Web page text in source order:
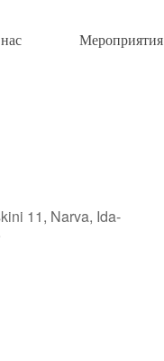
Мероприятия
11, Narva, Ida-